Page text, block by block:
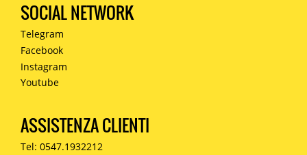
SOCIAL NETWORK
Telegram
Facebook
Instagram
Youtube
ASSISTENZA CLIENTI
Tel: 0547.1932212